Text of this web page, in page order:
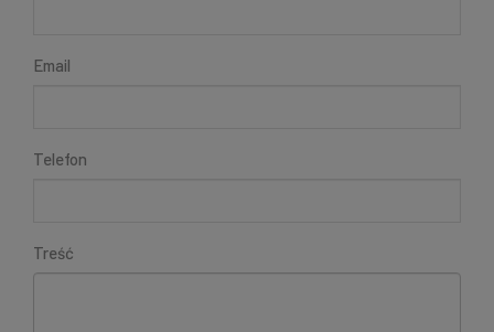
Email
Telefon
Treść